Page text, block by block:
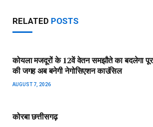
RELATED POSTS
कोयला मजदूरों के 12वें वेतन समझौते का बदलेगा
की जगह अब बनेगी नेगोसिएशन काउंसिल
AUGUST 7, 2026
कोरबा छत्तीसगढ़